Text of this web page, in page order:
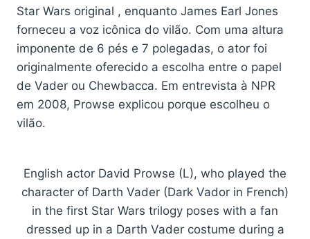
Star Wars original , enquanto James Earl Jones
forneceu a voz icônica do vilão. Com uma altura
imponente de 6 pés e 7 polegadas, o ator foi
originalmente oferecido a escolha entre o papel
de Vader ou Chewbacca. Em entrevista à NPR
em 2008, Prowse explicou porque escolheu o
vilão.
English actor David Prowse (L), who played the
character of Darth Vader (Dark Vador in French)
in the first Star Wars trilogy poses with a fan
dressed up in a Darth Vader costume during a